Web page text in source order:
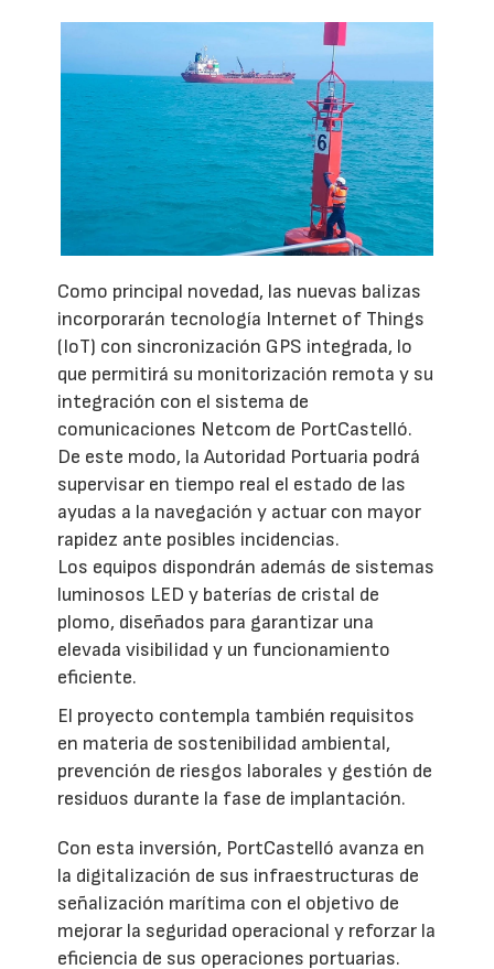
Como principal novedad, las nuevas balizas
incorporarán tecnología Internet of Things
(IoT) con sincronización GPS integrada, lo
que permitirá su monitorización remota y su
integración con el sistema de
comunicaciones Netcom de PortCastelló.
De este modo, la Autoridad Portuaria podrá
supervisar en tiempo real el estado de las
ayudas a la navegación y actuar con mayor
rapidez ante posibles incidencias.
Los equipos dispondrán además de sistemas
luminosos LED y baterías de cristal de
plomo, diseñados para garantizar una
elevada visibilidad y un funcionamiento
eficiente.
El proyecto contempla también requisitos
en materia de sostenibilidad ambiental,
prevención de riesgos laborales y gestión de
residuos durante la fase de implantación.
Con esta inversión, PortCastelló avanza en
la digitalización de sus infraestructuras de
señalización marítima con el objetivo de
mejorar la seguridad operacional y reforzar la
eficiencia de sus operaciones portuarias.